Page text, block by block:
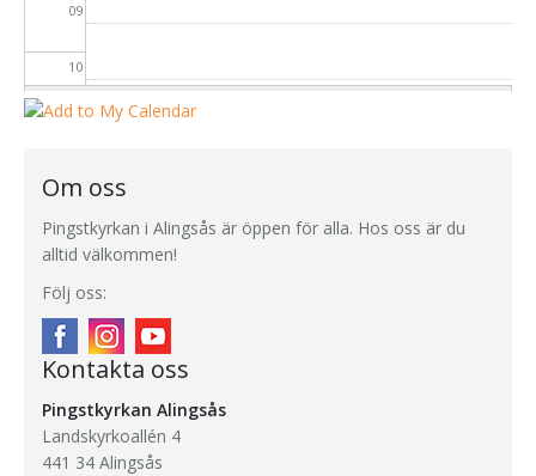
09
10
11
12
13
14
16
17
Om oss
Pingstkyrkan i Alingsås är öppen för alla. Hos oss är du
alltid välkommen!
Följ oss:
Kontakta oss
Pingstkyrkan Alingsås
Landskyrkoallén 4
441 34 Alingsås